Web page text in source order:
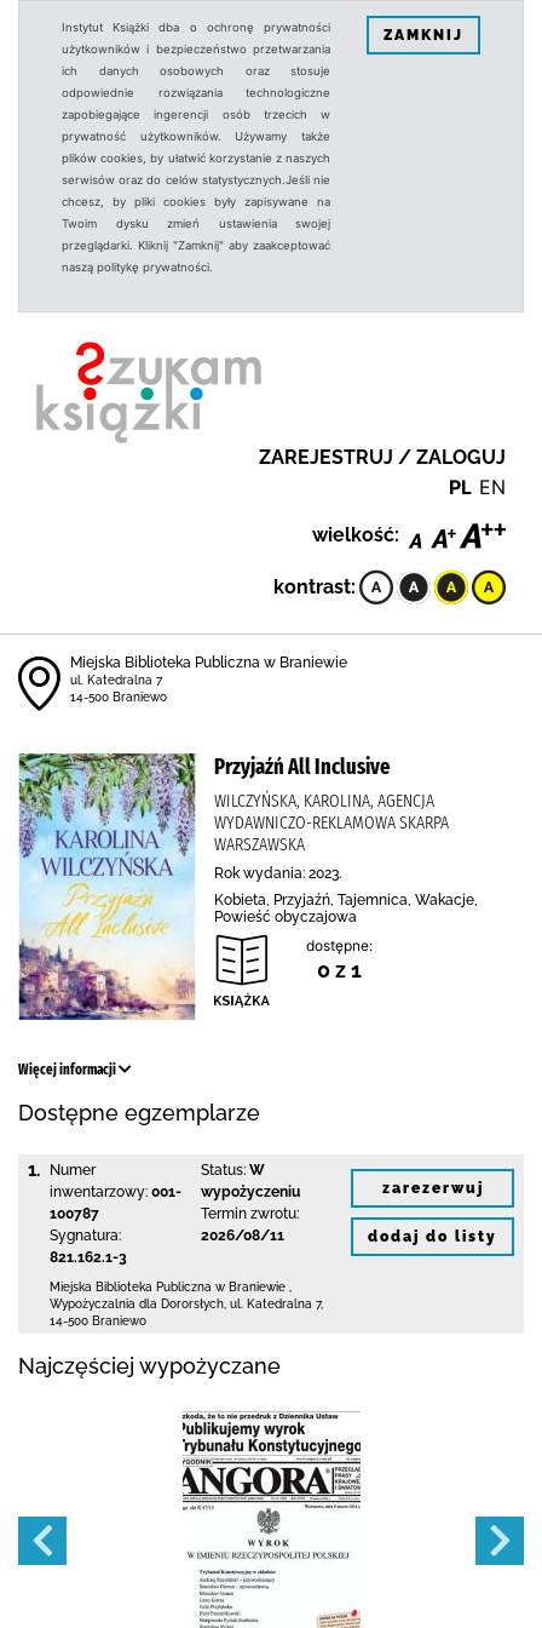
Instytut Książki dba o ochronę prywatności
użytkowników i bezpieczeństwo przetwarzania
ich danych osobowych oraz stosuje
odpowiednie rozwiązania technologiczne
zapobiegające ingerencji osób trzecich w
prywatność użytkowników. Używamy także
plików cookies, by ułatwić korzystanie z naszych
serwisów oraz do celów statystycznych.Jeśli nie
chcesz, by pliki cookies były zapisywane na
Twoim dysku zmień ustawienia swojej
przeglądarki. Kliknij "Zamknij" aby zaakceptować
naszą politykę prywatności.
ZAMKNIJ
ZAREJESTRUJ / ZALOGUJ
PL EN
wielkość:
kontrast:
Miejska Biblioteka Publiczna w Braniewie
ul. Katedralna 7
14-500 Braniewo
Przyjaźń All Inclusive
WILCZYŃSKA, KAROLINA, AGENCJA
WYDAWNICZO-REKLAMOWA SKARPA
WARSZAWSKA
Rok wydania: 2023.
Kobieta, Przyjaźń, Tajemnica, Wakacje,
Powieść obyczajowa
dostępne:
0 z 1
Więcej informacji
Dostępne egzemplarze
1.
Numer
inwentarzowy: 001-
100787
Sygnatura:
821.162.1-3
Status: W
wypożyczeniu
Termin zwrotu:
2026/08/11
Miejska Biblioteka Publiczna w Braniewie
Wypożyczalnia dla Dororsłych, ul. Katedralna 7,
14-500 Braniewo
zarezerwuj
dodaj do listy
Najczęściej wypożyczane